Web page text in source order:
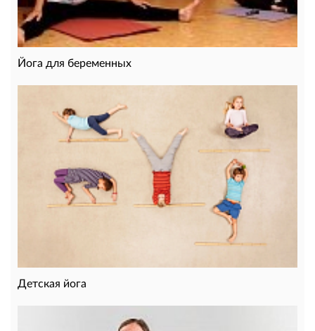
Йога для беременных
Детская йога